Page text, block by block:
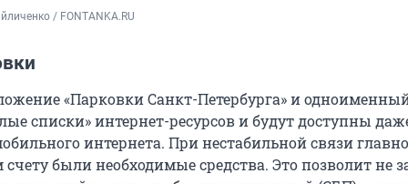
/ FONTANKA.RU
«Парковки Санкт-Петербурга» и
списки» интернет-ресурсов и будут доступны
интернета. При нестабильной связи
были необходимые средства. Это позволит не